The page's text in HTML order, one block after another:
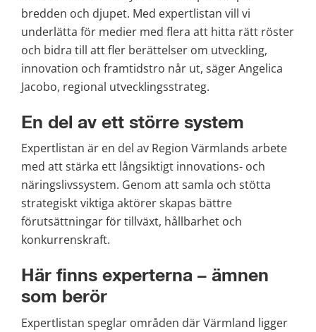
bredden och djupet. Med expertlistan vill vi
underlätta för medier med flera att hitta rätt röster
och bidra till att fler berättelser om utveckling,
innovation och framtidstro når ut, säger Angelica
Jacobo, regional utvecklingsstrateg.
En del av ett större system
Expertlistan är en del av Region Värmlands arbete
med att stärka ett långsiktigt innovations- och
näringslivssystem. Genom att samla och stötta
strategiskt viktiga aktörer skapas bättre
förutsättningar för tillväxt, hållbarhet och
konkurrenskraft.
Här finns experterna – ämnen
som berör
Expertlistan speglar områden där Värmland ligger